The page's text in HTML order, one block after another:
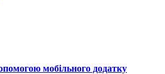
мобільного додатку